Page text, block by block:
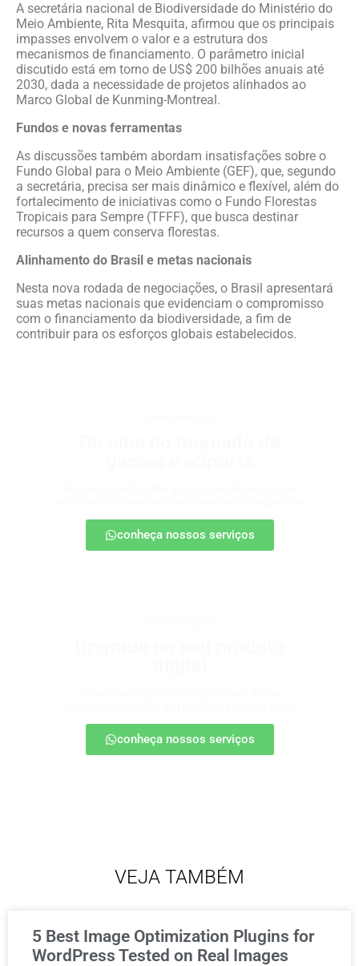
A secretária nacional de Biodiversidade do Ministério do
Meio Ambiente, Rita Mesquita, afirmou que os principais
impasses envolvem o valor e a estrutura dos
mecanismos de financiamento. O parâmetro inicial
discutido está em torno de US$ 200 bilhões anuais até
2030, dada a necessidade de projetos alinhados ao
Marco Global de Kunming-Montreal.
Fundos e novas ferramentas
As discussões também abordam insatisfações sobre o
Fundo Global para o Meio Ambiente (GEF), que, segundo
a secretária, precisa ser mais dinâmico e flexível, além do
fortalecimento de iniciativas como o Fundo Florestas
Tropicais para Sempre (TFFF), que busca destinar
recursos a quem conserva florestas.
Alinhamento do Brasil e metas nacionais
Nesta nova rodada de negociações, o Brasil apresentará
suas metas nacionais que evidenciam o compromisso
com o financiamento da biodiversidade, a fim de
contribuir para os esforços globais estabelecidos.
conheça nossos serviços
conheça nossos serviços
VEJA TAMBÉM
5 Best Image Optimization Plugins for
WordPress Tested on Real Images